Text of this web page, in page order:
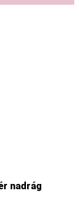
nadrág